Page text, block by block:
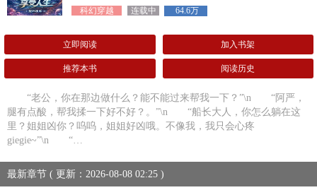
科幻穿越 连载中 64.6万
立即阅读 加入书架
推荐本书 阅读历史
“老公，你在那边做什么？能不能过来帮我一下？”\n “阿严，
腿有点酸，帮我揉一下好不好？。”\n “船长大人，你怎么躺在这
里？姐姐凶你？呜呜，姐姐好凶哦。不像我，我只会心疼
giegie~”\n “…
最新章节 ( 更新：2026-08-08 02:25 )